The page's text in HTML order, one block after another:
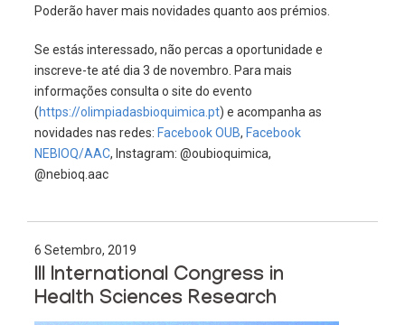
Poderão haver mais novidades quanto aos prémios.
Se estás interessado, não percas a oportunidade e
inscreve-te até dia 3 de novembro. Para mais
informações consulta o site do evento
(https://olimpiadasbioquimica.pt) e acompanha as
novidades nas redes: Facebook OUB, Facebook
NEBIOQ/AAC, Instagram: @oubioquimica,
@nebioq.aac
6 Setembro, 2019
III International Congress in
Health Sciences Research